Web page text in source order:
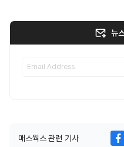
뉴
매스웍스 관련 기사